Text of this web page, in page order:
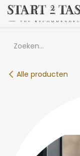
Overslaan naar inhoud
Alle producten